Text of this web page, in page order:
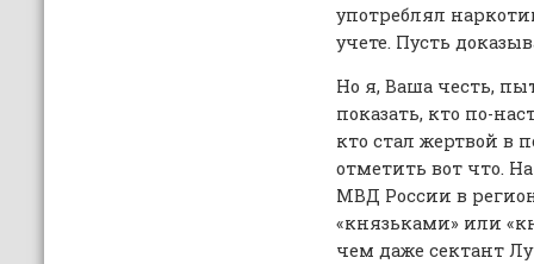
употреблял
учете. Пусть
Но я, Ваша честь,
показать, кто по-
кто стал жертвой в
отметить вот что.
МВД России в
«князьками» или
чем даже сектант